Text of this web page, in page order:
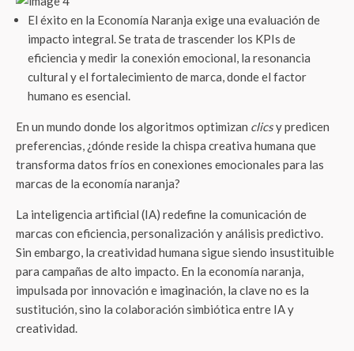
El éxito en la Economía Naranja exige una evaluación de
impacto integral. Se trata de trascender los KPIs de
eficiencia y medir la conexión emocional, la resonancia
cultural y el fortalecimiento de marca, donde el factor
humano es esencial.
En un mundo donde los algoritmos optimizan clicsy predicen
preferencias, ¿dónde reside la chispa creativa humana que
transforma datos fríos en conexiones emocionales para las
marcas de la economía naranja?
La inteligencia artificial (IA) redefine la comunicación de
marcas con eficiencia, personalización y análisis predictivo.
Sin embargo, la creatividad humana sigue siendo insustituible
para campañas de alto impacto. En la economía naranja,
impulsada por innovación e imaginación, la clave no es la
sustitución, sino la colaboración simbiótica entre IA y
creatividad.